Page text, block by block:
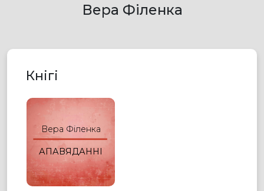
Вера Філенка
Кнігі
Вера Філенка
АПАВЯДАННІ